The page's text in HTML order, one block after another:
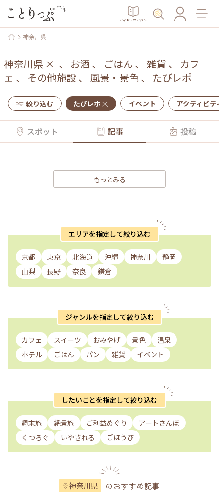
ガイド・マガジン
神奈川県
神奈川県 × 、 お酒 、 ごはん 、 雑貨 、 カフ
ェ 、 その他施設、 風景・景色、 たびレポ
絞り込む たびレポ イベント アクティビテ
スポット 記事 投稿
もっとみる
エリアを指定して絞り込む
京都 東京 北海道 沖縄 神奈川
静岡
山梨
長野 奈良 鎌倉
ジャンルを指定して絞り込む
カフェ スイーツ おみやげ 景色
温泉
ホテル
ごはん パン 雑貨 イベント
したいことを指定して絞り込む
週末旅 絶景旅 ご利益めぐり
アートさんぽ
くつろぐ
いやされる ごほうび
神奈川県 のおすすめ記事